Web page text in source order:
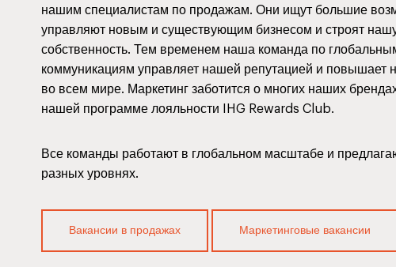
нашим специалистам по продажам. Они ищут большие
управляют новым и существующим бизнесом и строят
собственность. Тем временем наша команда по
коммуникациям управляет нашей репутацией и повышает
во всем мире. Маркетинг заботится о многих наших
нашей программе лояльности IHG Rewards Club.
Все команды работают в глобальном масштабе и
разных уровнях.
Вакансии в продажах Маркетинговые вакансии